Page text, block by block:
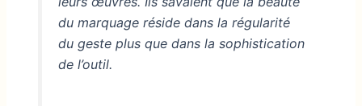
du marquage réside dans la régularité
du geste plus que dans la sophistication
de l’outil.